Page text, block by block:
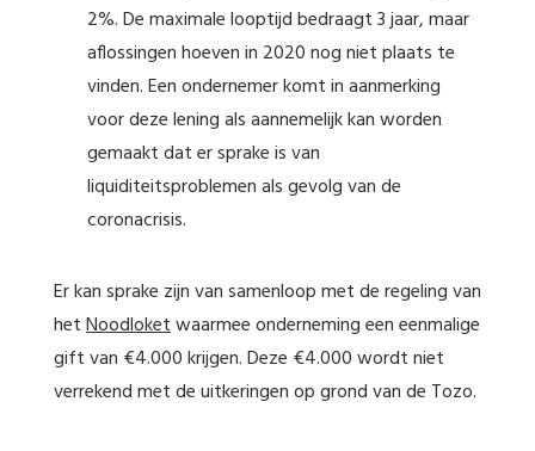
2%. De maximale looptijd bedraagt 3 jaar, maar
aflossingen hoeven in 2020 nog niet plaats te
vinden. Een ondernemer komt in aanmerking
voor deze lening als aannemelijk kan worden
gemaakt dat er sprake is van
liquiditeitsproblemen als gevolg van de
coronacrisis.
Er kan sprake zijn van samenloop met de regeling van
hetNoodloketwaarmee onderneming een eenmalige
gift van €4.000 krijgen. Deze €4.000 wordt niet
verrekend met de uitkeringen op grond van de Tozo.